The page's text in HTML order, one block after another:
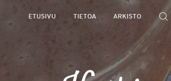
ETUSIVU TIETOA ARKISTO